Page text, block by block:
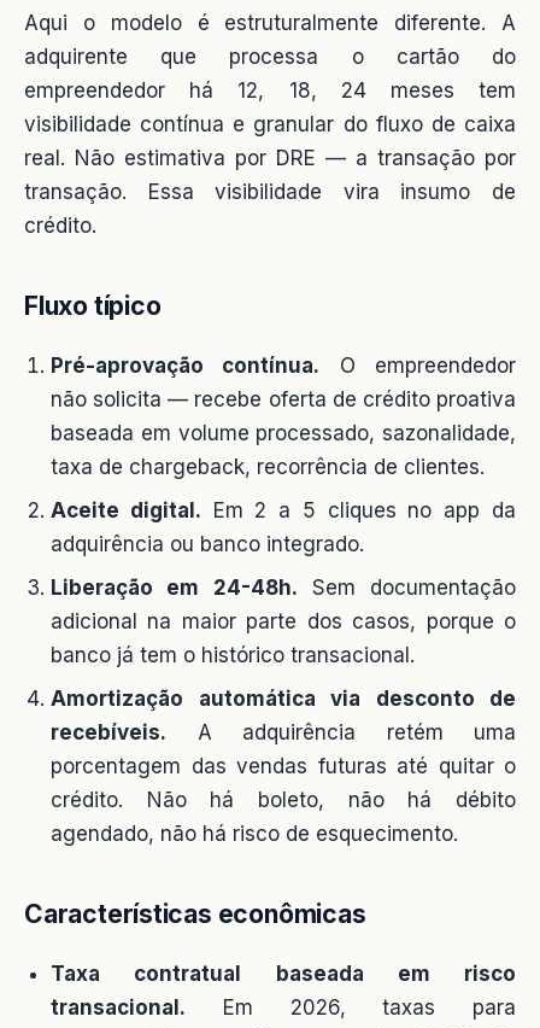
Aqui o modelo é estruturalmente diferente. A
adquirente que processa o cartão do
empreendedor há 12, 18, 24 meses tem
visibilidade contínua e granular do fluxo de caixa
real. Não estimativa por DRE — a transação por
transação. Essa visibilidade vira insumo de
crédito.
Fluxo típico
Pré-aprovação contínua. O empreendedor
não solicita — recebe oferta de crédito proativa
baseada em volume processado, sazonalidade,
taxa de chargeback, recorrência de clientes.
Aceite digital. Em 2 a 5 cliques no app da
adquirência ou banco integrado.
Liberação em 24-48h. Sem documentação
adicional na maior parte dos casos, porque o
banco já tem o histórico transacional.
Amortização automática via desconto de
recebíveis. A adquirência retém uma
porcentagem das vendas futuras até quitar o
crédito. Não há boleto, não há débito
agendado, não há risco de esquecimento.
Características econômicas
Taxa contratual baseada em risco
transacional. Em 2026, taxas para